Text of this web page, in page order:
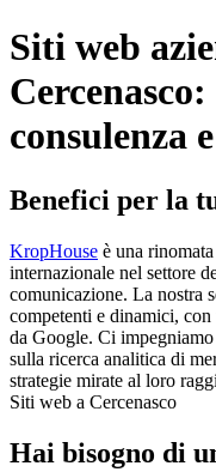
Siti web
Cercenasco:
consulenza
Benefici per la
KropHouse è una
internazionale nel settore
comunicazione. La nostra
competenti e dinamici,
da Google. Ci
sulla ricerca analitica di
strategie mirate al loro
Siti web a Cercenasco
Hai bisogno di